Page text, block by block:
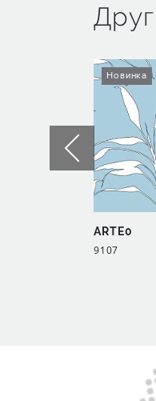
Новинка
ARTE0
9107